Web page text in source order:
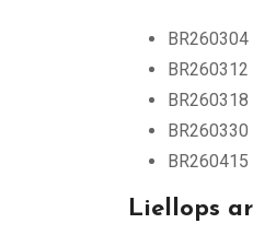
Liellops